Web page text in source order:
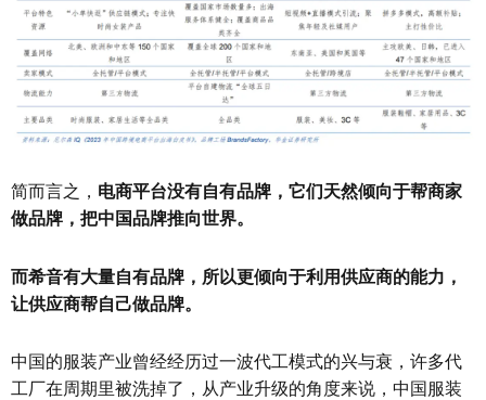
简而言之， 电商平台没有自有品牌，它们天然倾向于帮商家
做品牌，把中国品牌推向世界。
而希音有大量自有品牌，所以更倾向于利用供应商的能力，
让供应商帮自己做品牌。
中国的服装产业曾经经历过一波代工模式的兴与衰，许多代
工厂在周期里被洗掉了，从产业升级的角度来说，中国服装